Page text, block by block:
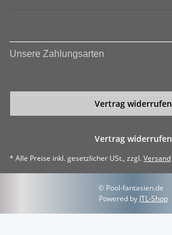
Unsere Zahlungsarten
Vertrag widerrufen
Vertrag widerrufen
* Alle Preise inkl. gesetzlicher USt., zzgl.Versand
© Pool-fantasien.de
Powered by JTL-Shop